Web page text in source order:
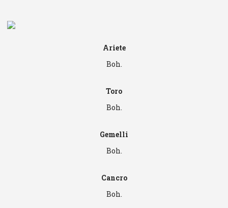
Ariete
Boh.
Toro
Boh.
Gemelli
Boh.
Cancro
Boh.